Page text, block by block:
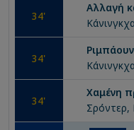
34'
Αλλαγή
34'
34'
Χαμένη
Σρόντερ,